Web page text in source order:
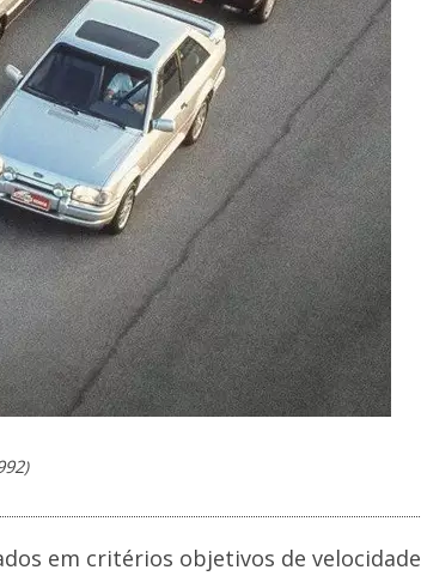
)
em critérios objetivos de velocidade